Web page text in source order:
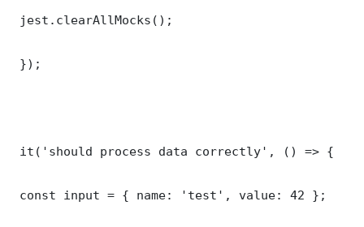
jest.clearAllMocks();
});
it('should process data correctly', () => {
const input = { name: 'test', value: 42 };